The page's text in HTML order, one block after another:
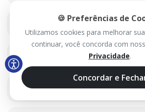
2020
2019
🍪 Preferências de
Utilizamos cookies para melhorar
continuar, você concorda com
Privacidade.
Concordar e